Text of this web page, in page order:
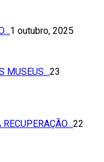
1 outubro, 2025
MUSEUS…23
22